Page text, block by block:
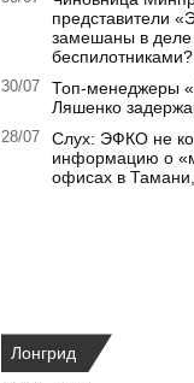
представители
замешаны в
беспилотниками?
30/07
Топ-менеджеры
Ляшенко
28/07
Слух: ЭФКО не
информацию о
офисах в
Лонгрид